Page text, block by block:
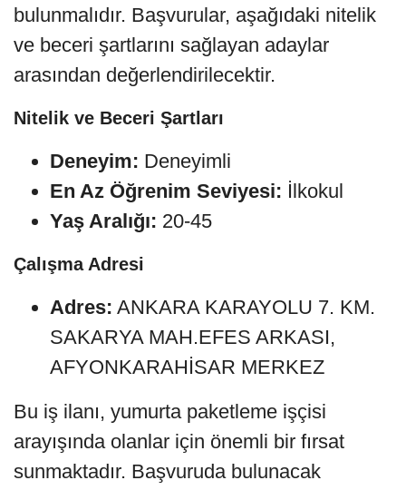
bulunmalıdır. Başvurular, aşağıdaki nitelik
ve beceri şartlarını sağlayan adaylar
arasından değerlendirilecektir.
Nitelik ve Beceri Şartları
Deneyim: Deneyimli
En Az Öğrenim Seviyesi: İlkokul
Yaş Aralığı: 20-45
Çalışma Adresi
Adres: ANKARA KARAYOLU 7. KM.
SAKARYA MAH.EFES ARKASI,
AFYONKARAHİSAR MERKEZ
Bu iş ilanı, yumurta paketleme işçisi
arayışında olanlar için önemli bir fırsat
sunmaktadır. Başvuruda bulunacak